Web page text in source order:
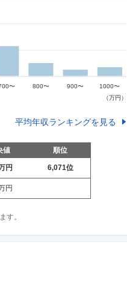
平均年収ランキングを見る
値 順位
円 6,071位
円
す。